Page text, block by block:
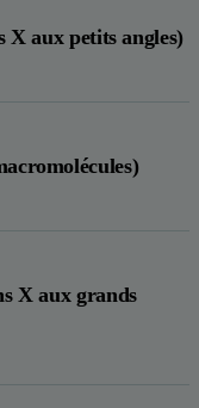
X aux petits angles)
X aux grands